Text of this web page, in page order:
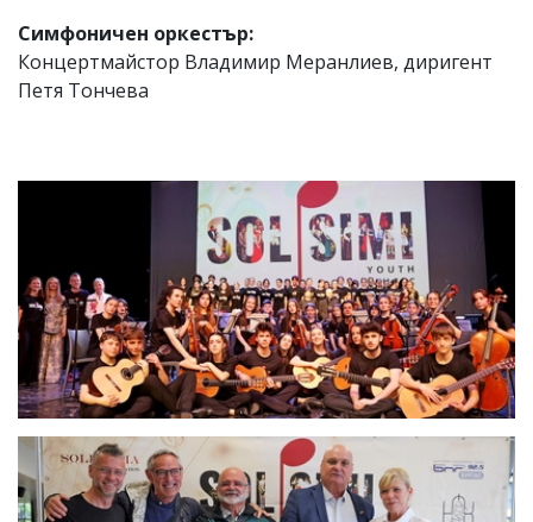
Симфоничен оркестър:
Концертмайстор Владимир Меранлиев, диригент
Петя Тончева